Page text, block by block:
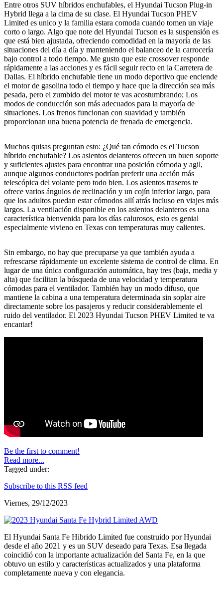
Entre otros SUV híbridos enchufables, el Hyundai Tucson Plug-in
Hybrid llega a la cima de su clase. El Hyundai Tucson PHEV
Limited es unico y la familia estara comoda cuando tomen un viaje
corto o largo. Algo que note del Hyundai Tucson es la suspensión es
que está bien ajustada, ofreciendo comodidad en la mayoría de las
situaciones del día a día y manteniendo el balanceo de la carrocería
bajo control a todo tiempo. Me gusto que este crossover responde
rápidamente a las acciones y es fácil seguir recto en la Carretera de
Dallas. El híbrido enchufable tiene un modo deportivo que enciende
el motor de gasolina todo el tiempo y hace que la dirección sea más
pesada, pero el zumbido del motor te vas acostumbrando; Los
modos de conducción son más adecuados para la mayoría de
situaciones. Los frenos funcionan con suavidad y también
proporcionan una buena potencia de frenada de emergencia.
Muchos quisas preguntan esto: ¿Qué tan cómodo es el Tucson
híbrido enchufable? Los asientos delanteros ofrecen un buen soporte
y suficientes ajustes para encontrar una posición cómoda y agil,
aunque algunos conductores podrían preferir una acción más
telescópica del volante pero todo bien. Los asientos traseros te
ofrece varios ángulos de reclinación y un cojín inferior largo, para
que los adultos puedan estar cómodos allí atrás incluso en viajes más
largos. La ventilación disponible en los asientos delanteros es una
característica bienvenida para los días calurosos, esto es genial
especialmente vivieno en Texas con temperaturas muy calientes.
Sin embargo, no hay que precuparse ya que también ayuda a
refrescarse rápidamente un excelente sistema de control de clima. En
lugar de una única configuración automática, hay tres (baja, media y
alta) que facilitan la búsqueda de una velocidad y temperatura
cómodas para el ventilador. También hay un modo difuso, que
mantiene la cabina a una temperatura determinada sin soplar aire
directamente sobre los pasajeros y reducir considerablemente el
ruido del ventilador. El 2023 Hyundai Tucson PHEV Limited te va
encantar!
Be the first to comment!
Read more...
Tagged under:
Subscribe to this RSS feed
Viernes, 29/12/2023
El Hyundai Santa Fe Hibrido Limited fue construido por Hyundai
desde el año 2021 y es un SUV deseado para Texas. Esa llegada
coincidió con la importante actualización del Santa Fe, en la que
obtuvo un estilo y características actualizados y una plataforma
completamente nueva y con elegancia.